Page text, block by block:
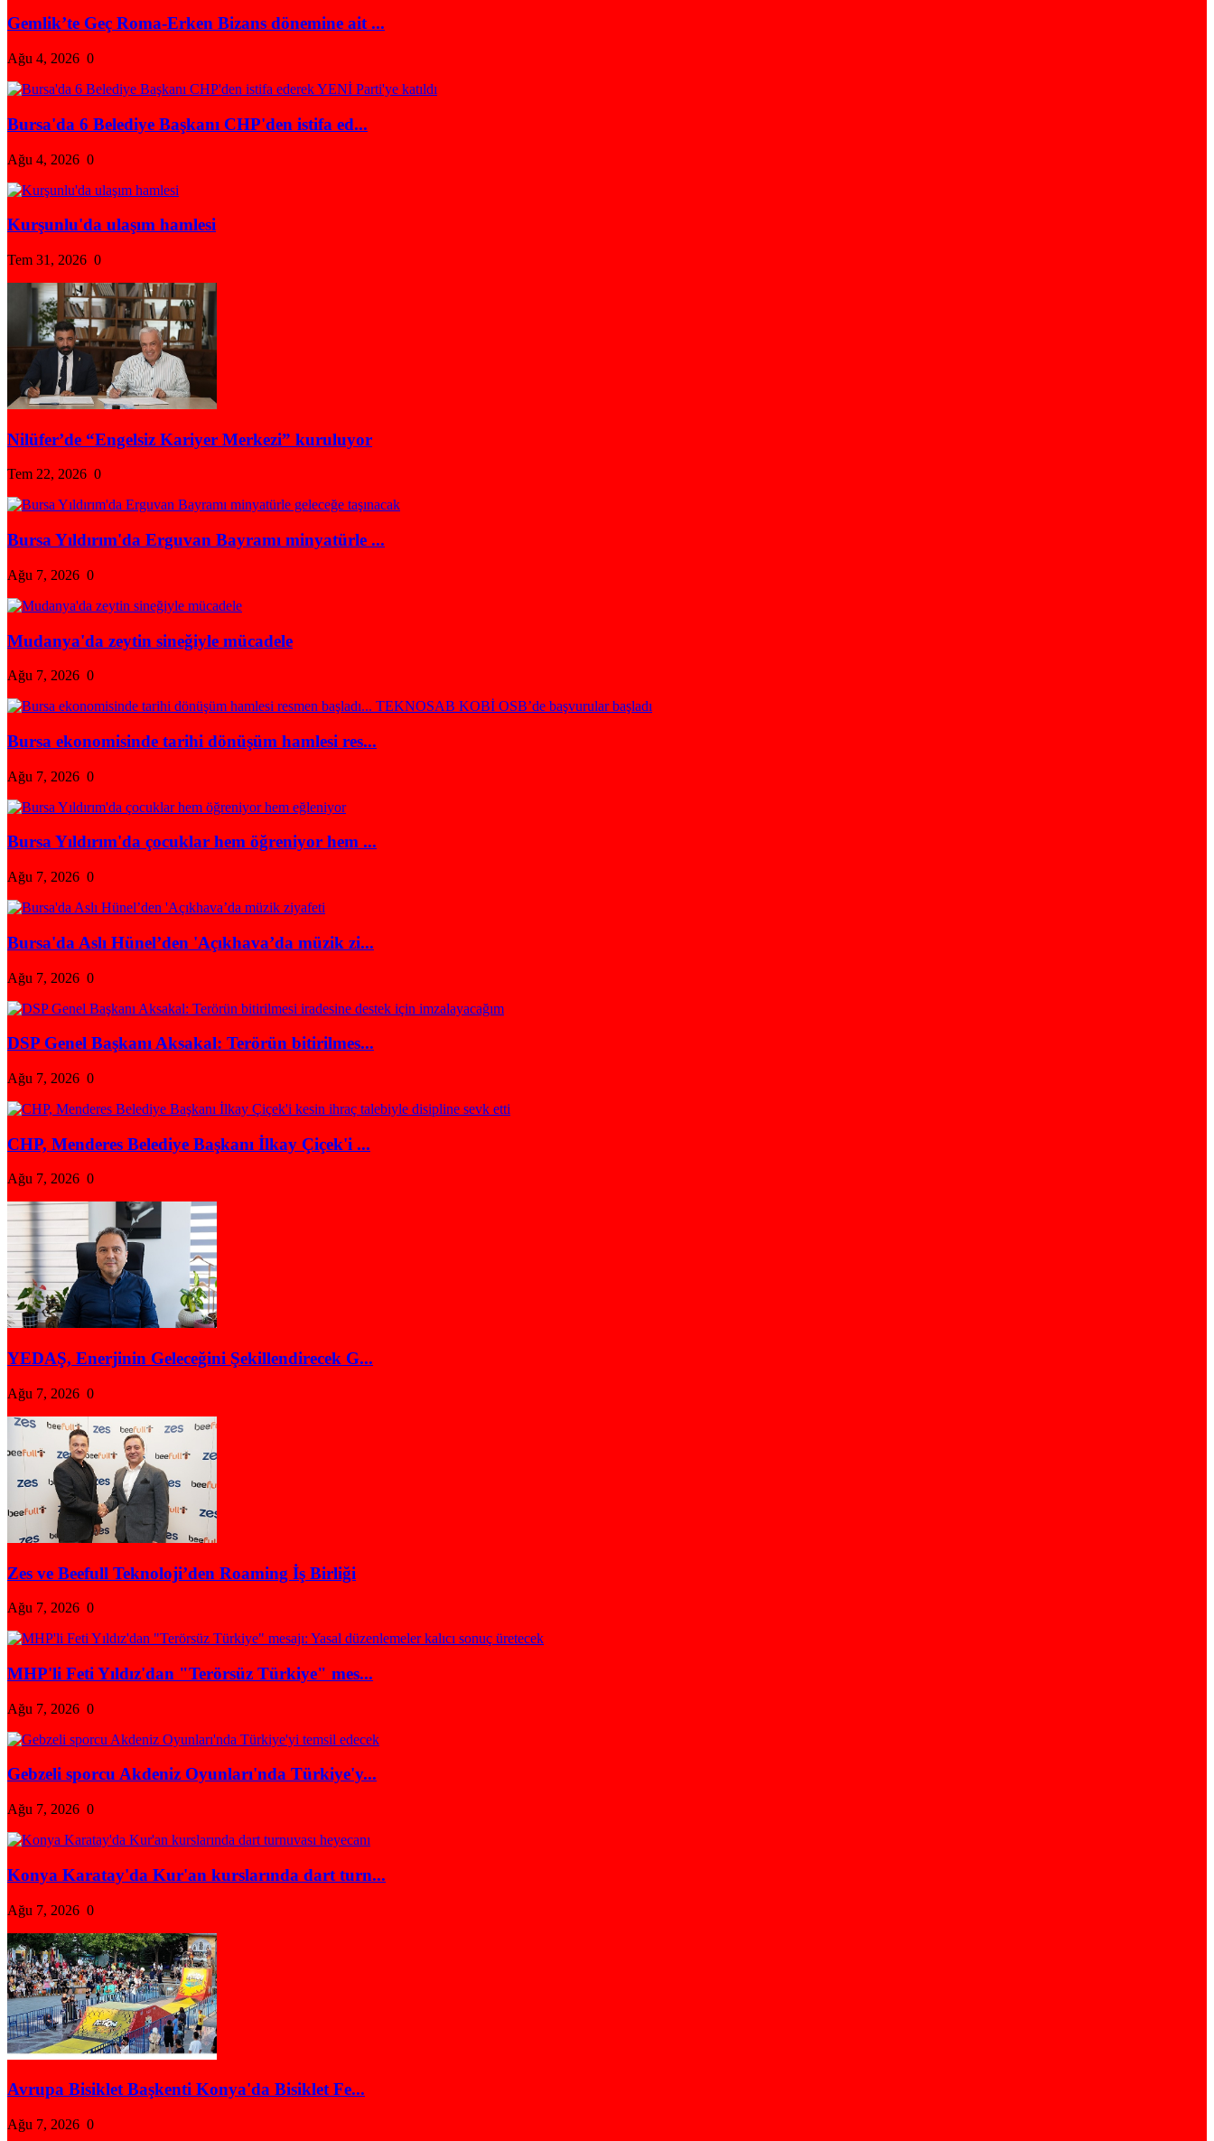
Gemlik’te Geç Roma-Erken Bizans dönemine ait ...
Ağu 4, 2026 0
Bursa'da 6 Belediye Başkanı CHP'den istifa ed...
Ağu 4, 2026 0
Kurşunlu'da ulaşım hamlesi
Tem 31, 2026 0
Nilüfer’de “Engelsiz Kariyer Merkezi” kuruluyor
Tem 22, 2026 0
Bursa Yıldırım'da Erguvan Bayramı minyatürle ...
Ağu 7, 2026 0
Mudanya'da zeytin sineğiyle mücadele
Ağu 7, 2026 0
Bursa ekonomisinde tarihi dönüşüm hamlesi res...
Ağu 7, 2026 0
Bursa Yıldırım'da çocuklar hem öğreniyor hem ...
Ağu 7, 2026 0
Bursa'da Aslı Hünel’den 'Açıkhava’da müzik zi...
Ağu 7, 2026 0
DSP Genel Başkanı Aksakal: Terörün bitirilmes...
Ağu 7, 2026 0
CHP, Menderes Belediye Başkanı İlkay Çiçek'i ...
Ağu 7, 2026 0
YEDAŞ, Enerjinin Geleceğini Şekillendirecek G...
Ağu 7, 2026 0
Zes ve Beefull Teknoloji’den Roaming İş Birliği
Ağu 7, 2026 0
MHP'li Feti Yıldız'dan "Terörsüz Türkiye" mes...
Ağu 7, 2026 0
Gebzeli sporcu Akdeniz Oyunları'nda Türkiye'y...
Ağu 7, 2026 0
Konya Karatay'da Kur'an kurslarında dart turn...
Ağu 7, 2026 0
Avrupa Bisiklet Başkenti Konya'da Bisiklet Fe...
Ağu 7, 2026 0